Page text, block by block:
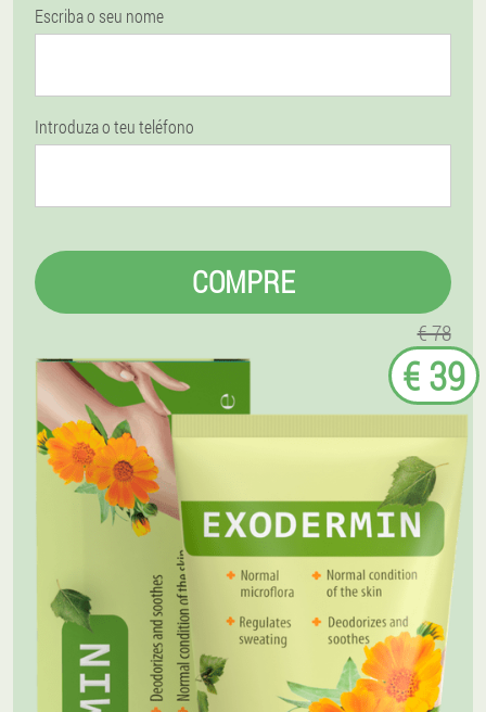
Escriba o seu nome
Introduza o teu teléfono
COMPRE
€ 78
€ 39